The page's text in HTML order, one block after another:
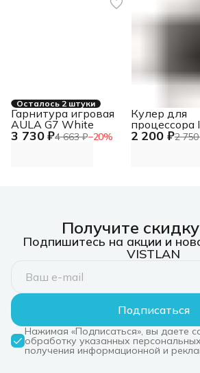
Осталось 2 штуки
3 730 ₽4 663 ₽−20%
Гарнитура игровая
AULA G7 White
2 200 ₽2
Кулер для
процессора
50X_V3 ID-
Получите
Подпишитесь на акции и
VISTLAN
Подписаться
Нажимая «Подписаться», вы даете
обработку указанных
получения информационной и